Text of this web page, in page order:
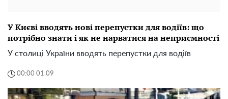
У Києві вводять нові перепустки для водіїв: що
потрібно знати і як не нарватися на неприємності
У столиці України вводять перепустки для водіїв
00:00 01.09